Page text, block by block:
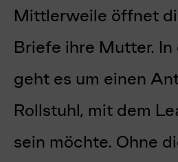
Mittlerweile öffnet
Briefe ihre Mutter.
geht es um einen
Rollstuhl, mit dem
sein möchte. Ohne